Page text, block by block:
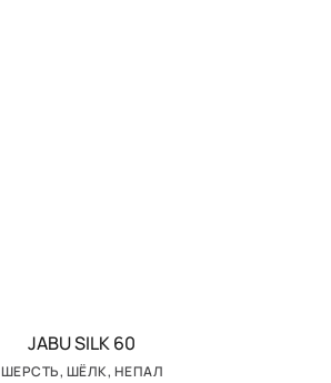
JABU SILK 60
ШЕРСТЬ, ШЁЛК, НЕПАЛ